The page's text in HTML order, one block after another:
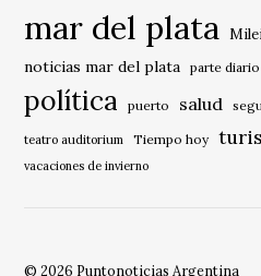
mar del plata
noticias mar del plata
parte diario
política puerto salud
teatro auditorium Tiempo hoy
vacaciones de invierno
© 2026 Puntonoticias Argentina